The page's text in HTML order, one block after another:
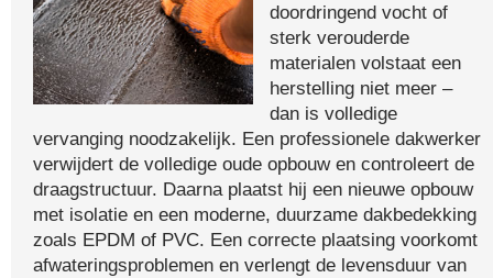
doordringend vocht of
sterk verouderde
materialen volstaat een
herstelling niet meer –
dan is volledige
vervanging noodzakelijk. Een professionele dakwerker
verwijdert de volledige oude opbouw en controleert de
draagstructuur. Daarna plaatst hij een nieuwe opbouw
met isolatie en een moderne, duurzame dakbedekking
zoals EPDM of PVC. Een correcte plaatsing voorkomt
afwateringsproblemen en verlengt de levensduur van